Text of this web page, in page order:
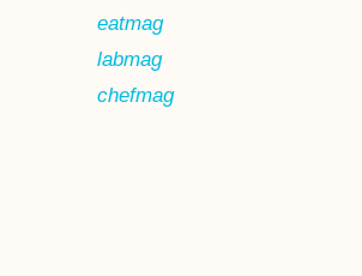
eatmag
labmag
chefmag